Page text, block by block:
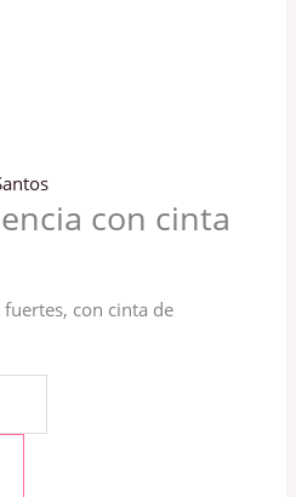
con cinta
con cinta de